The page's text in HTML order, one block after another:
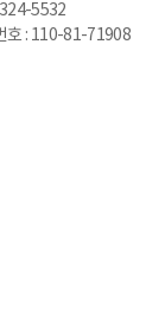
5532
호 : 110-81-71908